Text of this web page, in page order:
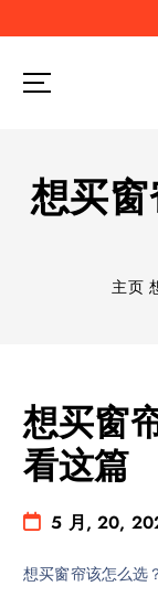
到
想买窗
主页
想买窗
看这篇
5 月, 20,
想买窗帘该怎么选